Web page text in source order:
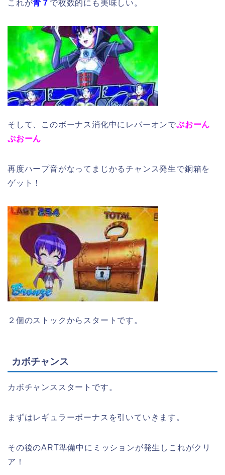
これが青７ で枚数的にも美味しい。
そして、このボーナス消化中にレバーオンでぷおーん
ぷおーん
再度ハープ音がなってまじかるチャンス発生で銅箱を
ゲット！
２個のストックからスタートです。
カボチャンス
カボチャンススタートです。
まずはレギュラーボーナスを引いていきます。
その後のART準備中にミッションが発生しこれがクリ
ア！